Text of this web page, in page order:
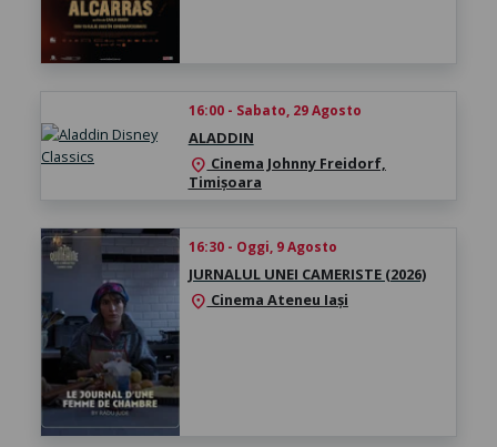
16:00 - Sabato, 29 Agosto
ALADDIN
location_on Cinema Johnny Freidorf,
Timișoara
16:30 - Oggi, 9 Agosto
JURNALUL UNEI CAMERISTE (2026)
location_on Cinema Ateneu Iași